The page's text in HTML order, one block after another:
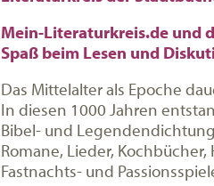
Mein-Literaturkreis.de und
Spaß beim Lesen und
Das Mittelalter als Epoche
In diesen 1000 Jahren
Bibel- und
Romane, Lieder,
Fastnachts- und